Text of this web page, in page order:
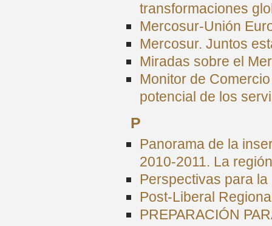
transformaciones
Mercosur-Unión
Mercosur. Juntos
Miradas sobre el
Monitor de
potencial de los
P
Panorama de la
2010-2011. La
Perspectivas para
Post-Liberal
PREPARACIÓN